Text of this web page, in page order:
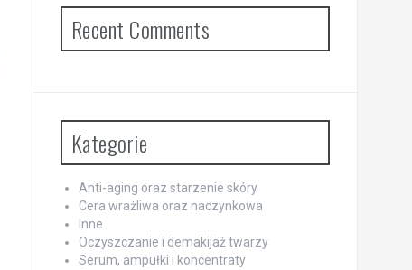
Recent Comments
Kategorie
Anti-aging oraz starzenie skóry
Cera wrażliwa oraz naczynkowa
Inne
Oczyszczanie i demakijaż twarzy
Serum, ampułki i koncentraty